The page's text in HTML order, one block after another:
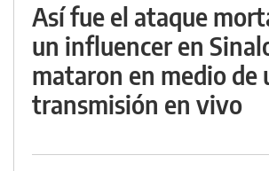
Así fue el ataque
un influencer en
mataron en medio de
transmisión en vivo